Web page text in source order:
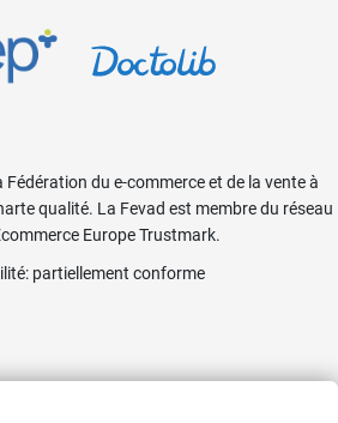
Fédération du e-commerce et de la vente à
qualité. La Fevad est membre du réseau
Europe Trustmark.
: partiellement conforme